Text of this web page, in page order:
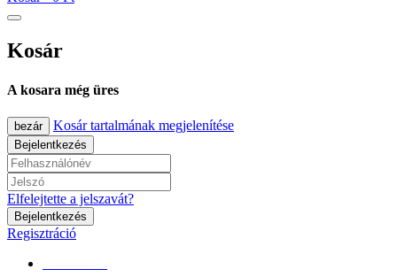
Kosár
A kosara még üres
bezár Kosár tartalmának megjelenítése
Bejelentkezés
Elfelejtette a jelszavát?
Bejelentkezés
Regisztráció